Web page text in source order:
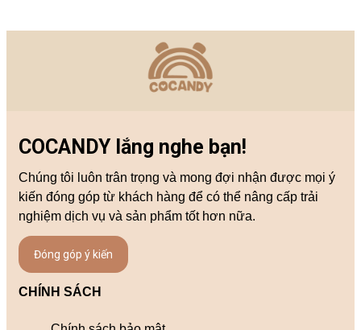
COCANDY lắng nghe bạn!
Chúng tôi luôn trân trọng và mong đợi nhận được mọi ý
kiến đóng góp từ khách hàng để có thể nâng cấp trải
nghiệm dịch vụ và sản phẩm tốt hơn nữa.
Đóng góp ý kiến
CHÍNH SÁCH